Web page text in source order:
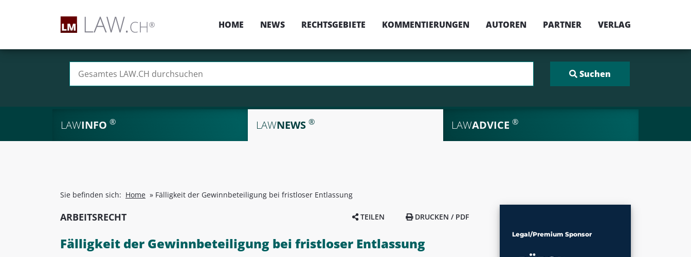
HOME NEWS RECHTSGEBIETE KOMMENTIERUNGEN AUTOREN PARTNER VERLAG
LAWINFO ® LAWNEWS ® LAWADVICE ®
Sie befinden sich: Home » Fälligkeit der Gewinnbeteiligung bei fristloser Entlassung
ARBEITSRECHT TEILEN DRUCKEN / PDF
Fälligkeit der Gewinnbeteiligung bei fristloser Entlassung
Legal/Premium Sponsor